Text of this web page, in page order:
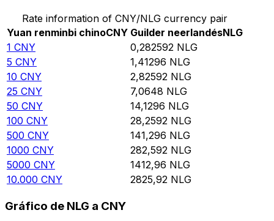
Rate information of CNY/NLG currency pair
Yuan renminbi chinoCNY Guilder neerlandésNLG
1 CNY 0,282592 NLG
5 CNY 1,41296 NLG
10 CNY 2,82592 NLG
25 CNY 7,0648 NLG
50 CNY 14,1296 NLG
100 CNY 28,2592 NLG
500 CNY 141,296 NLG
1000 CNY 282,592 NLG
5000 CNY 1412,96 NLG
10.000 CNY 2825,92 NLG
Gráfico de NLG a CNY